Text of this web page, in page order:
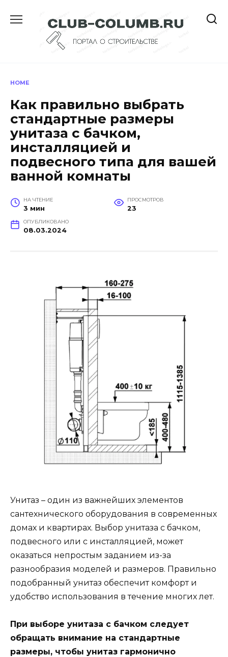
содержанию
HOME
Как правильно выбрать
стандартные размеры
унитаза с бачком,
инсталляцией и
подвесного типа для вашей
ванной комнаты
НА ЧТЕНИЕ
3 мин
ПРОСМОТРОВ
23
ОПУБЛИКОВАНО
08.03.2024
Унитаз – один из важнейших элементов
сантехнического оборудования в современных
домах и квартирах. Выбор унитаза с бачком,
подвесного или с инсталляцией, может
оказаться непростым заданием из-за
разнообразия моделей и размеров. Правильно
подобранный унитаз обеспечит комфорт и
удобство использования в течение многих лет.
При выборе унитаза с бачком следует
обращать внимание на стандартные
размеры, чтобы унитаз гармонично